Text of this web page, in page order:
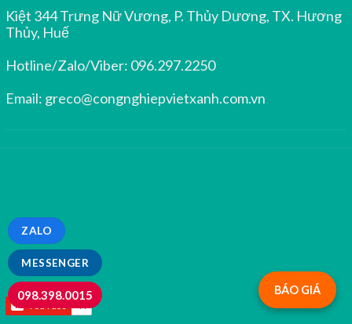
MESSENGER
ZALO
098.398.0015
Kiệt 344 Trưng Nữ Vương, P. Thủy Dương, TX. Hương
Thủy, Huế
Hotline/Zalo/Viber: 096.297.2250
Email: greco@congnghiepvietxanh.com.vn
BÁO GIÁ